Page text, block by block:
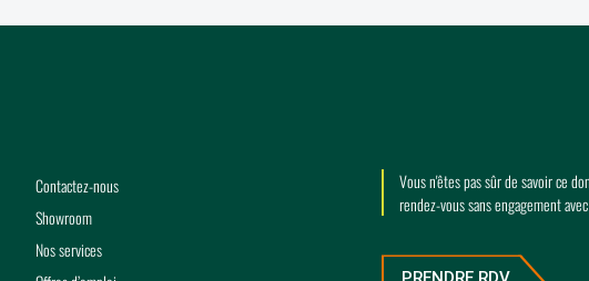
Contactez-nous
Showroom
Nos services
Vous n'êtes pas sûr de savoir ce
rendez-vous sans engagement